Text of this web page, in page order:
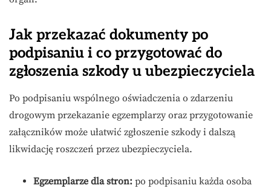
Jak przekazać dokumenty po
podpisaniu i co przygotować do
zgłoszenia szkody u ubezpieczyciela
Po podpisaniu wspólnego oświadczenia o zdarzeniu
drogowym przekazanie egzemplarzy oraz przygotowanie
załączników może ułatwić zgłoszenie szkody i dalszą
likwidację roszczeń przez ubezpieczyciela.
Egzemplarze dla stron: po podpisaniu każda osoba